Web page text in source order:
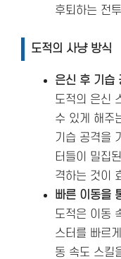
후퇴하는 전
도적의 사냥 방식
은신 후 기습
도적의 은신
수 있게 해주
기습 공격을
터들이 밀집
격하는 것이
빠른 이동을
도적은 이동
스터를 빠르
동 속도 스킬